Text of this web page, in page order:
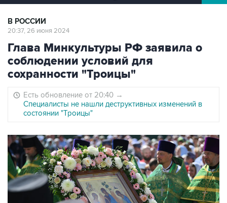
В РОССИИ
20:37, 26 июня 2024
Глава Минкультуры РФ заявила о
соблюдении условий для
сохранности "Троицы"
Есть обновление от 20:40 →
Специалисты не нашли деструктивных изменений в
состоянии "Троицы"